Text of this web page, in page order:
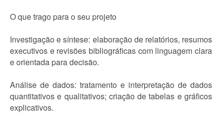
O que trago para o seu projeto
Investigação e síntese: elaboração de relatórios, resumos
executivos e revisões bibliográficas com linguagem clara
e orientada para decisão.
Análise de dados: tratamento e interpretação de dados
quantitativos e qualitativos; criação de tabelas e gráficos
explicativos.